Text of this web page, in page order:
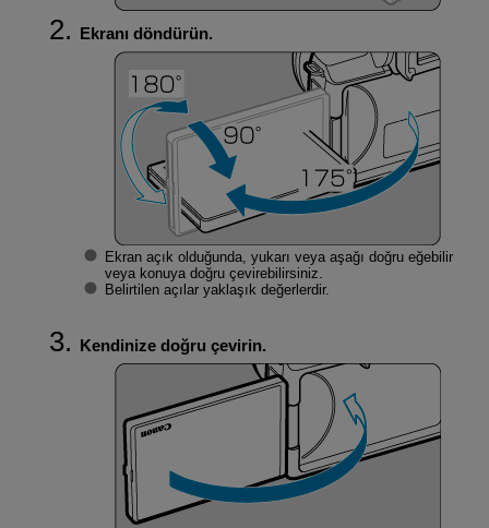
Ekranı döndürün.
Ekran açık olduğunda, yukarı veya aşağı doğru eğebilir
veya konuya doğru çevirebilirsiniz.
Belirtilen açılar yaklaşık değerlerdir.
Kendinize doğru çevirin.